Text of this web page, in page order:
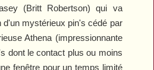
(Britt Robertson) qui va
d'un mystérieux pin's cédé par
Athena (impressionnante
dont le contact plus ou moins
fenêtre pour un temps limité